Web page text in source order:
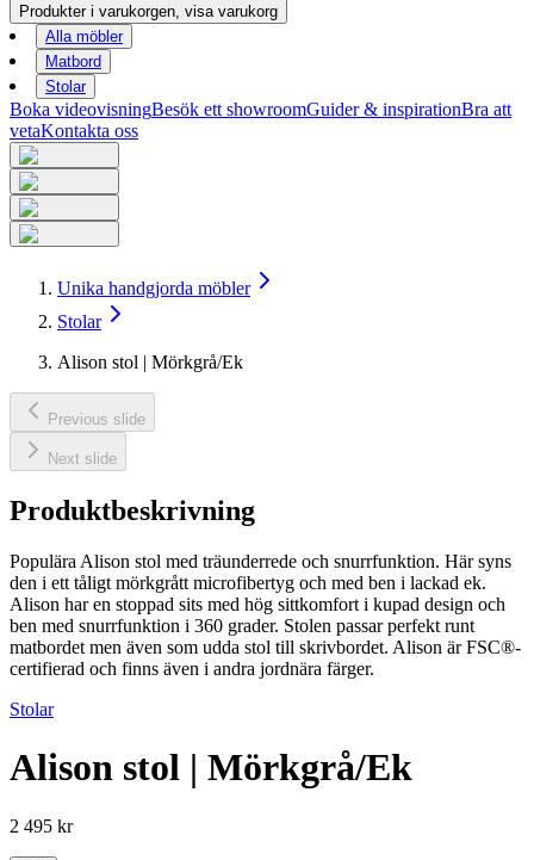
Produkter i varukorgen, visa varukorg
Alla möbler
Matbord
Stolar
Boka videovisningBesök ett showroomGuider & inspirationBra att
vetaKontakta oss
Unika handgjorda möbler
Stolar
Alison stol | Mörkgrå/Ek
Previous slide
Next slide
Produktbeskrivning
Populära Alison stol med träunderrede och snurrfunktion. Här syns
den i ett tåligt mörkgrått microfibertyg och med ben i lackad ek.
Alison har en stoppad sits med hög sittkomfort i kupad design och
ben med snurrfunktion i 360 grader. Stolen passar perfekt runt
matbordet men även som udda stol till skrivbordet. Alison är FSC®-
certifierad och finns även i andra jordnära färger.
Stolar
Alison stol | Mörkgrå/Ek
2 495 kr